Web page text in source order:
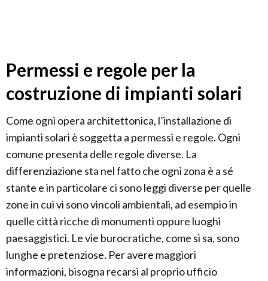
Permessi e regole per la
costruzione di impianti solari
Come ogni opera architettonica, l’installazione di
impianti solari è soggetta a permessi e regole. Ogni
comune presenta delle regole diverse. La
differenziazione sta nel fatto che ogni zona è a sé
stante e in particolare ci sono leggi diverse per quelle
zone in cui vi sono vincoli ambientali, ad esempio in
quelle città ricche di monumenti oppure luoghi
paesaggistici. Le vie burocratiche, come si sa, sono
lunghe e pretenziose. Per avere maggiori
informazioni, bisogna recarsi al proprio ufficio